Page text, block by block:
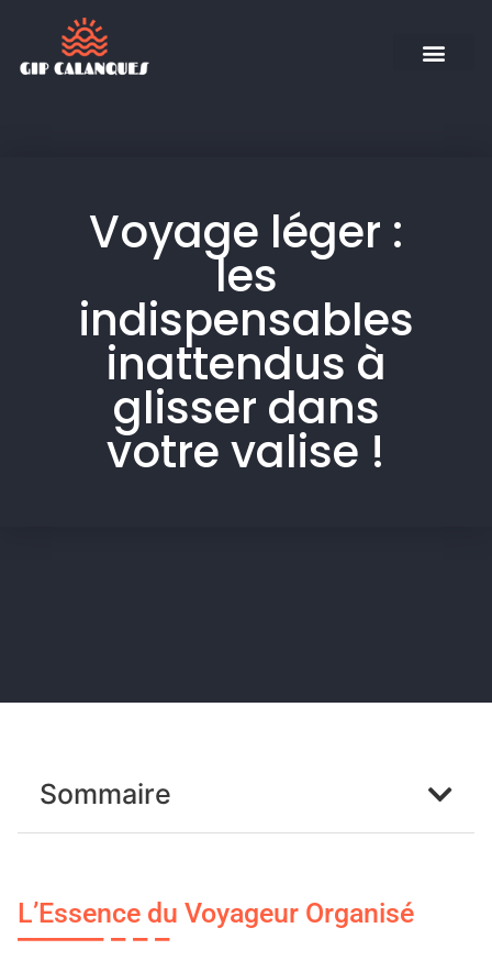
Voyage léger :
les
indispensables
inattendus à
glisser dans
votre valise !
Sommaire
L’Essence du Voyageur Organisé